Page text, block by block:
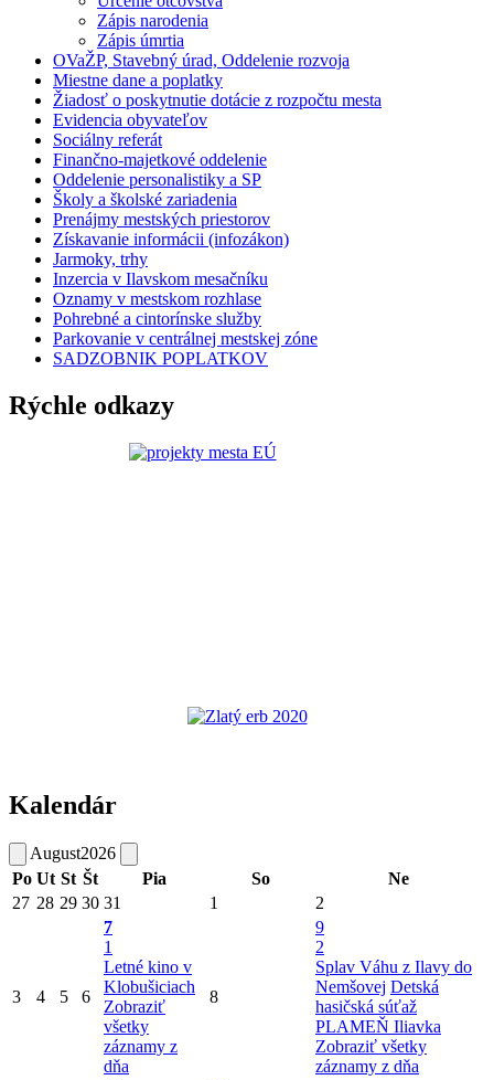
Zápis narodenia
Zápis úmrtia
OVaŽP, Stavebný úrad, Oddelenie rozvoja
Miestne dane a poplatky
Žiadosť o poskytnutie dotácie z rozpočtu mesta
Evidencia obyvateľov
Sociálny referát
Finančno-majetkové oddelenie
Oddelenie personalistiky a SP
Školy a školské zariadenia
Prenájmy mestských priestorov
Získavanie informácii (infozákon)
Jarmoky, trhy
Inzercia v Ilavskom mesačníku
Oznamy v mestskom rozhlase
Pohrebné a cintorínske služby
Parkovanie v centrálnej mestskej zóne
SADZOBNIK POPLATKOV
Rýchle odkazy
Kalendár
August2026
Po Ut St Št Pia So
Ne
27 28 29 30 31 1 2
3 4 5 6
7
1
Letné kino v
Klobušiciach
Zobraziť
všetky
záznamy z
dňa
8
9
2
Splav Váhu z Ilavy do
Nemšovej Detská
hasičská súťaž
PLAMEŇ Iliavka
Zobraziť všetky
záznamy z dňa